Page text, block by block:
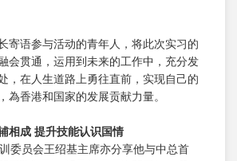
寄语参与活动的青年人，将此次实习的
会贯通，运用到未来的工作中，充分发
，在人生道路上勇往直前，实现自己的
為香港和国家的发展贡献力量。
相成提升技能认识国情
委员会王绍基主席亦分享他与中总首